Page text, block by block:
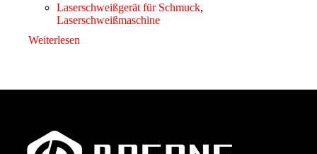
Laserschweißgerät für Schmuck,
Laserschweißmaschine
Weiterlesen